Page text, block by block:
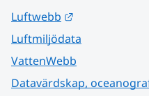
Luftwebb
Luftmiljödata
VattenWebb
Datavärdskap,